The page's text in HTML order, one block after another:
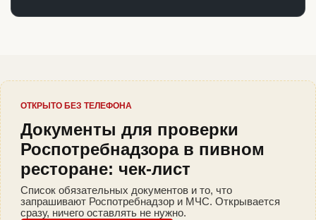
ОТКРЫТО БЕЗ ТЕЛЕФОНА
Документы для проверки
Роспотребнадзора в пивном
ресторане: чек-лист
Список обязательных документов и то, что
запрашивают Роспотребнадзор и МЧС. Открывается
сразу, ничего оставлять не нужно.